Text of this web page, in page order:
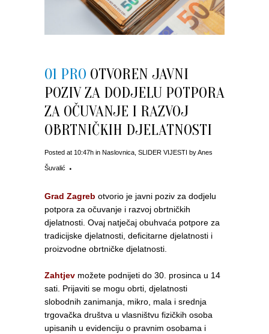
01 PRO OTVOREN JAVNI
POZIV ZA DODJELU POTPORA
ZA OČUVANJE I RAZVOJ
OBRTNIČKIH DJELATNOSTI
Posted at 10:47h in Naslovnica SLIDER VIJESTI byAnes
Šuvalić
Grad Zagreb otvorio je javni poziv za dodjelu
potpora za očuvanje i razvoj obrtničkih
djelatnosti. Ovaj natječaj obuhvaća potpore za
tradicijske djelatnosti, deficitarne djelatnosti i
proizvodne obrtničke djelatnosti.
Zahtjev možete podnijeti do 30. prosinca u 14
sati. Prijaviti se mogu obrti, djelatnosti
slobodnih zanimanja, mikro, mala i srednja
trgovačka društva u vlasništvu fizičkih osoba
upisanih u evidenciju o pravnim osobama i